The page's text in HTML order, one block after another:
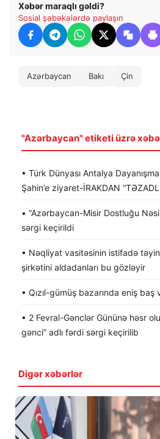
Xəbər maraqlı gəldi?
Sosial şəbəkələrdə paylaşın
Azərbaycan Bakı Çin
"Azərbaycan" etiketi üzrə
• Türk Dünyası Antalya
Şahin’e ziyaret-İRAKDAN
• “Azərbaycan-Misir Dostluğu
sərgi keçirildi
• Nəqliyat vasitəsinin istifadə
şirkətini aldadanları bu gözləyir
• Qızıl-gümüş bazarında eniş baş
• 2 Fevral-Gənclər Gününə həsr
gənci” adlı fərdi sərgi keçirilib
Digər xəbərlər